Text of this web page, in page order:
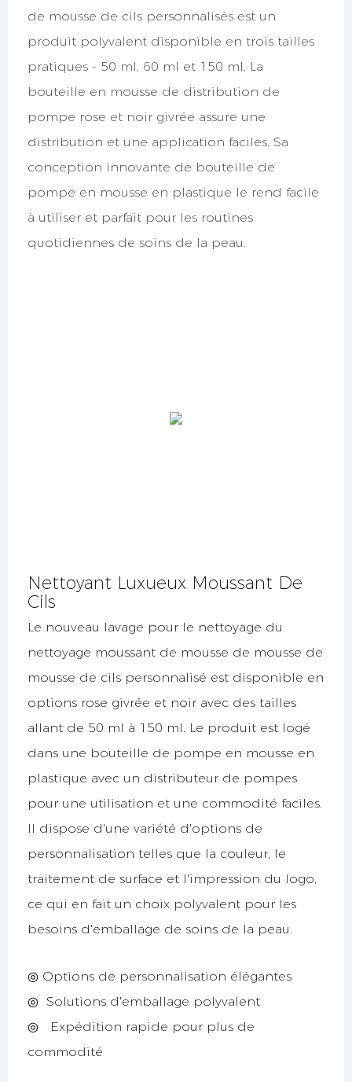
de mousse de cils personnalisés est un
produit polyvalent disponible en trois tailles
pratiques - 50 ml, 60 ml et 150 ml. La
bouteille en mousse de distribution de
pompe rose et noir givrée assure une
distribution et une application faciles. Sa
conception innovante de bouteille de
pompe en mousse en plastique le rend facile
à utiliser et parfait pour les routines
quotidiennes de soins de la peau.
Nettoyant Luxueux Moussant De
Cils
Le nouveau lavage pour le nettoyage du
nettoyage moussant de mousse de mousse de
mousse de cils personnalisé est disponible en
options rose givrée et noir avec des tailles
allant de 50 ml à 150 ml. Le produit est logé
dans une bouteille de pompe en mousse en
plastique avec un distributeur de pompes
pour une utilisation et une commodité faciles.
Il dispose d'une variété d'options de
personnalisation telles que la couleur, le
traitement de surface et l'impression du logo,
ce qui en fait un choix polyvalent pour les
besoins d'emballage de soins de la peau.
◎ Options de personnalisation élégantes
◎ Solutions d'emballage polyvalent
◎
Expédition rapide pour plus de
commodité